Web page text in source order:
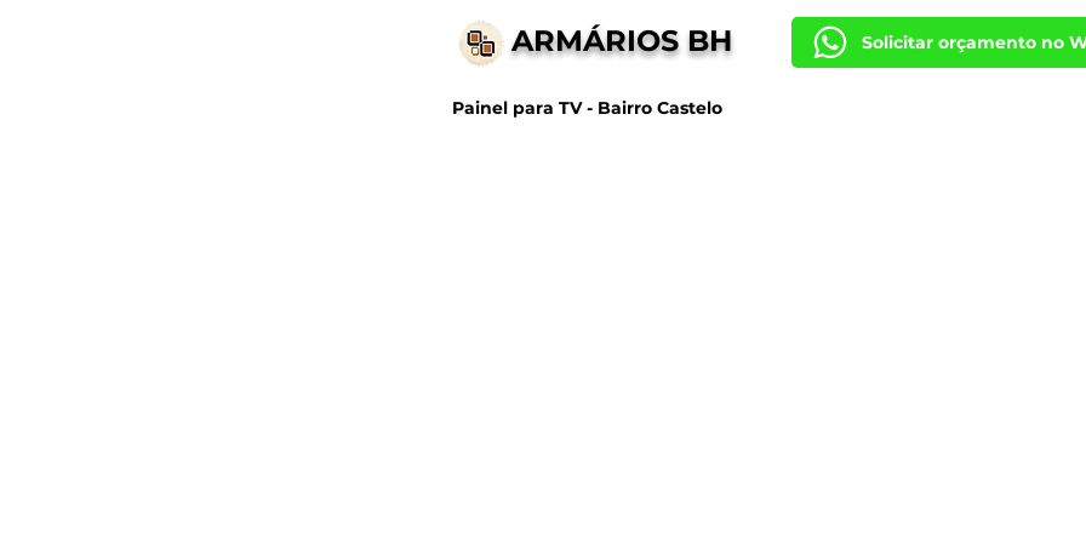
ARMÁRIOS BH Solicitar orçamento no
Painel para TV - Bairro Castelo